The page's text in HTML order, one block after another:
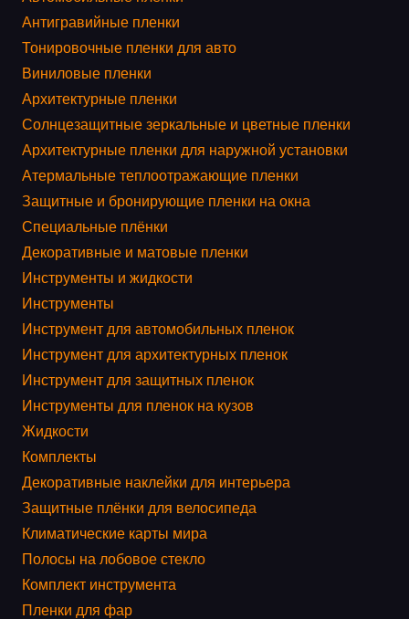
Антигравийные пленки
Тонировочные пленки для авто
Виниловые пленки
Архитектурные пленки
Солнцезащитные зеркальные и цветные пленки
Архитектурные пленки для наружной установки
Атермальные теплоотражающие пленки
Защитные и бронирующие пленки на окна
Специальные плёнки
Декоративные и матовые пленки
Инструменты и жидкости
Инструменты
Инструмент для автомобильных пленок
Инструмент для архитектурных пленок
Инструмент для защитных пленок
Инструменты для пленок на кузов
Жидкости
Комплекты
Декоративные наклейки для интерьера
Защитные плёнки для велосипеда
Климатические карты мира
Полосы на лобовое стекло
Комплект инструмента
Пленки для фар